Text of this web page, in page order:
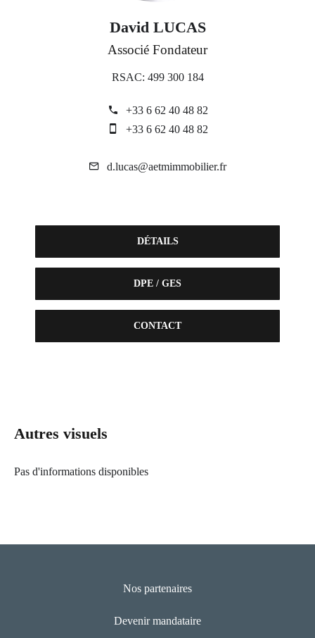
David LUCAS
Associé Fondateur
RSAC: 499 300 184
+33 6 62 40 48 82
+33 6 62 40 48 82
d.lucas@aetmimmobilier.fr
DÉTAILS
DPE / GES
CONTACT
Autres visuels
Pas d'informations disponibles
Nos partenaires
Devenir mandataire